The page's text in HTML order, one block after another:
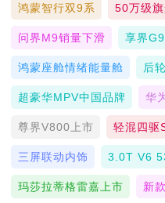
鸿蒙智行双9系 50万级
问界M9销量下滑 享界
鸿蒙座舱情绪能量舱 后
超豪华MPV中国品牌 华
尊界V800上市 轻混四驱
三屏联动内饰 3.0T V6
玛莎拉蒂格雷嘉上市 新